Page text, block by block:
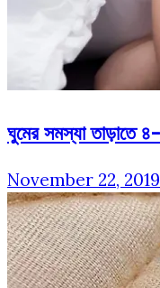
ঘুমের সমস্যা তাড়াতে
November 22, 2019